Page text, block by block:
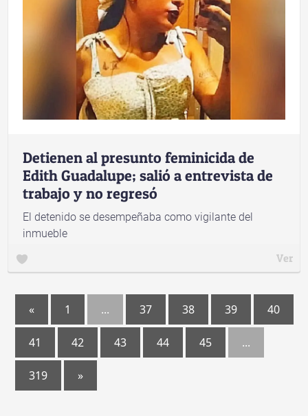
Detienen al presunto feminicida de
Edith Guadalupe; salió a entrevista de
trabajo y no regresó
El detenido se desempeñaba como vigilante del
inmueble
Ver
« 1 ... 37 38 39 40
41 42 43 44 45 ...
319 »